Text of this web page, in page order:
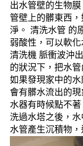
出水管壁的生物膜
管壁上的髒東西
淨。 清洗水管 的
弱酸性，可以軟
清洗機 脈衝波沖
的狀況下，把水管
如果發現家中的水
會有髒水流出的
水器有時候點不
洗過水塔之後，
水管產生沉積物